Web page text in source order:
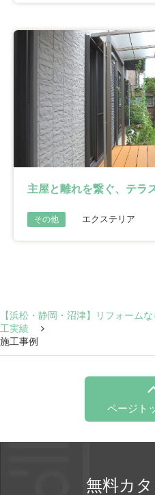
主屋と離れを繋ぐ、テラ
その他 エクステリア
【浜松・静岡・沼津】リフォーム
工実績
施工事例
ページト
無料カ